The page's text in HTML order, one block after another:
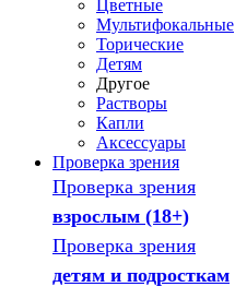
Цветные
Мультифокальные
Торические
Детям
Другое
Растворы
Капли
Аксессуары
Проверка зрения
Проверка зрения
взрослым (18+)
Проверка зрения
детям и подросткам